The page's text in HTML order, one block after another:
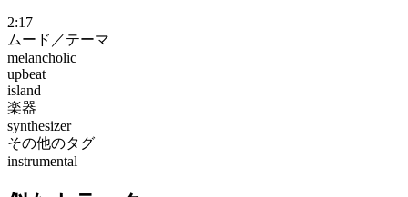
2:17
ムード／テーマ
melancholic
upbeat
island
楽器
synthesizer
その他のタグ
instrumental